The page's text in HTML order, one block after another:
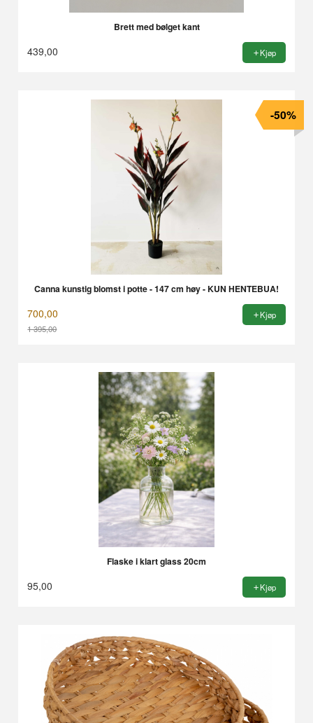
Brett med bølget kant
439,00 Kjøp
Canna kunstig blomst i potte - 147 cm høy - KUN HENTEBUA!
700,00
1 395,00
-50%
Kjøp
Flaske i klart glass 20cm
95,00 Kjøp